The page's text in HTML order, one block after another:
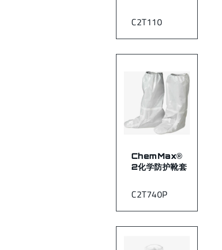
C2T110
C2T740P
ChemMax®
2化学防护靴套